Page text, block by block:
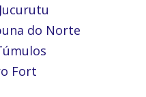
do Norte
Fort